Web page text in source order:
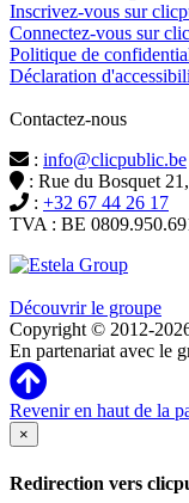
Inscrivez-vous sur
Connectez-vous sur
Politique de
Déclaration
Contactez-nous
: info@clicpublic.be
: Rue du Bosquet
: +32 67 44 26 17
TVA : BE
Découvrir le groupe
Copyright © 2012-
En partenariat avec le
Revenir en haut de la
×
Redirection vers